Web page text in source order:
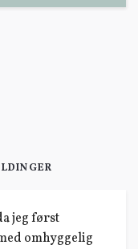
jeg først
omhyggelig